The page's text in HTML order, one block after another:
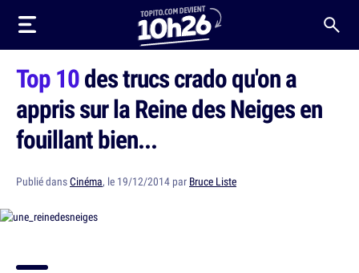
Top 10des trucs crado qu'on a
appris sur la Reine des Neiges en
fouillant bien...
Publié dansCinéma, le 19/12/2014 par Bruce Liste